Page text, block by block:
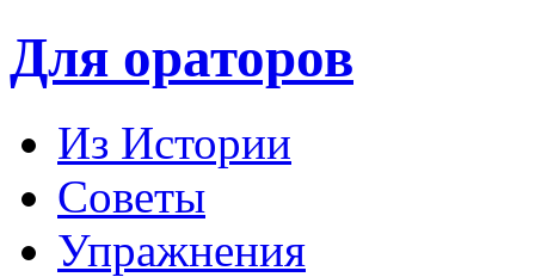
Для ораторов
Из Истории
Советы
Упражнения